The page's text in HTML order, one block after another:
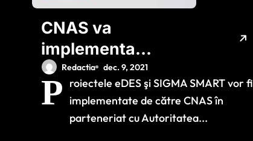
CNAS va
implementa
proiectele privind
digitalizarea şi e-
Sănătatea în
Redactia dec. 9, 2021
P roiectele eDES şi SIGMA SMART vor fi
implementate de către CNAS în
parteneriat cu Autoritatea...